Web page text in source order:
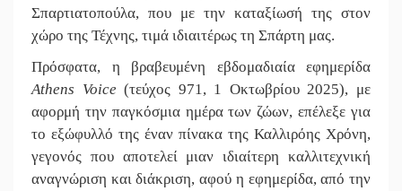
Σπαρτιατοπούλα, που με την καταξίωσή της στον
χώρο της Τέχνης, τιμά ιδιαιτέρως τη Σπάρτη μας.
Πρόσφατα, η βραβευμένη εβδομαδιαία εφημερίδα
Athens Voice (τεύχος 971, 1 Οκτωβρίου 2025), με
αφορμή την παγκόσμια ημέρα των ζώων, επέλεξε για
το εξώφυλλό της έναν πίνακα της Καλλιρόης Χρόνη,
γεγονός που αποτελεί μιαν ιδιαίτερη καλλιτεχνική
αναγνώριση και διάκριση, αφού η εφημερίδα, από την